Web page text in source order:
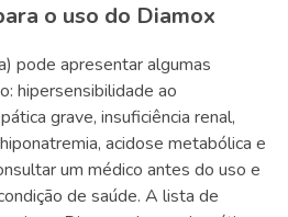
o uso do Diamox
pode apresentar algumas
hipersensibilidade ao
grave, insuficiência renal,
acidose metabólica e
um médico antes do uso e
de saúde. A lista de